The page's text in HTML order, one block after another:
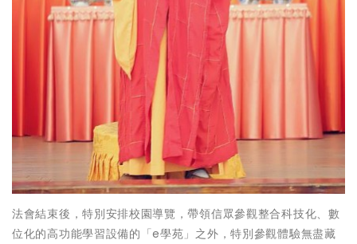
法會結束後，特別安排校園導覽，帶領信眾參觀整合科技化、數
位化的高功能學習設備的「e學苑」之外，特別參觀體驗無盡藏